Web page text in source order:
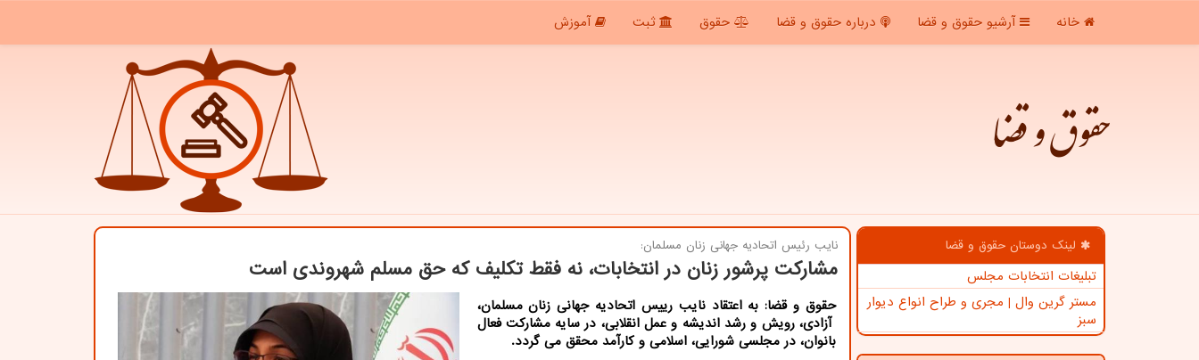
خانه آرشیو حقوق و قضا درباره حقوق و قضا حقوق ثبت آموزش
حقوق و قضا
لینک دوستان حقوق و قضا
تبلیغات انتخابات مجلس
مستر گرین وال | مجری و طراح انواع دیوار
سبز
نایب رئیس اتحادیه جهانی زنان مسلمان:
مشارکت پرشور زنان در انتخابات، نه فقط تکلیف که حق مسلم شهروندی است
حقوق و قضا: به اعتقاد نایب رییس اتحادیه جهانی زنان مسلمان،
آزادی، رویش و رشد اندیشه و عمل انقلابی، در سایه مشارکت فعال
بانوان، در مجلسی شورایی، اسلامی و کارآمد محقق می گردد.